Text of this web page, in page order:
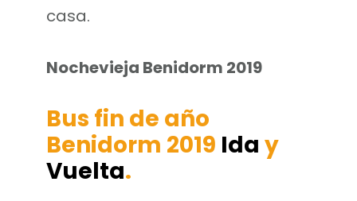
casa.
Nochevieja Benidorm 2019
Bus fin de año
Benidorm 2019 Ida y
Vuelta.